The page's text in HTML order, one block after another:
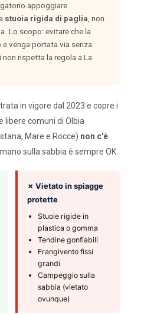
appoggiare
stuoia rigida di paglia , non
Lo scopo: evitare che la
venga portata via senza
rispetta la regola a La
in vigore dal 2023 e copre i
libere comuni di Olbia
Mare e Rocce) non c'è
sulla sabbia è sempre OK.
✗ Vietato in spiagge
protette
Stuoie rigide in
plastica o gomma
Tendine gonfiabili
Frangivento fissi
grandi
Campeggio sulla
sabbia (vietato
ovunque)